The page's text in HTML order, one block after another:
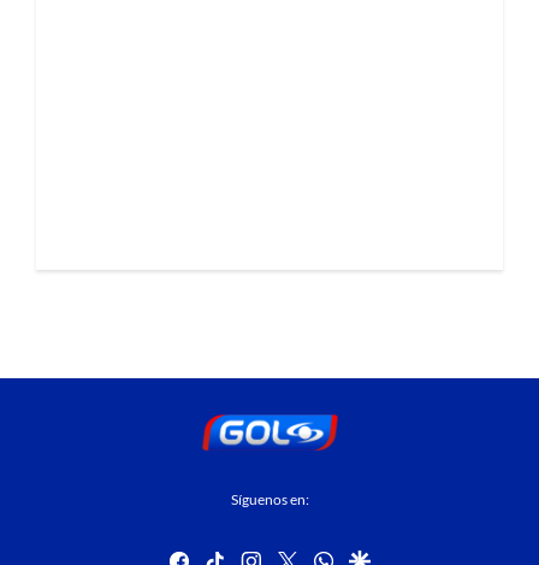
Síguenos en:
facebook
tiktok instagram
twitterwhatsapp
google